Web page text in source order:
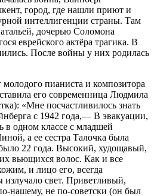
город, где нашли приют и
интеллигенции страны. Там
дочерью Соломона
еврейского актёра трагика. В
После войны у них родилась
пианиста и композитора
его современница Людмила
«Мне посчастливилось знать
с 1942 года,— В эвакуации,
в одном классе с младшей
а ее сестра Талочка была
22 года. Высокий, худощавый,
вьющихся волос. Как и все
и лицо его, всегда
свет. Приветливый,
нашему, не по-советски (он был